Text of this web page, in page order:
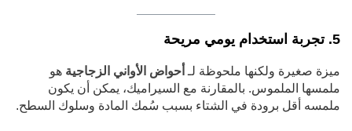
5. تجربة استخدام يومي مريحة
ميزة صغيرة ولكنها ملحوظة لـ أحواض الأواني الزجاجية هو
ملمسها الملموس. بالمقارنة مع السيراميك، يمكن أن يكون
ملمسه أقل برودة في الشتاء بسبب سُمك المادة وسلوك السطح.